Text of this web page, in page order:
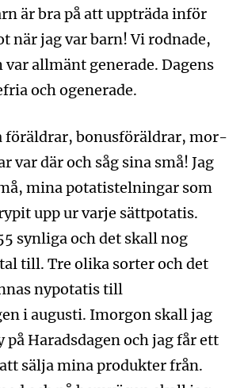
är bra på att uppträda inför
när jag var barn! Vi rodnade,
var allmänt generade. Dagens
och ogenerade.
föräldrar, bonusföräldrar, mor-
var där och såg sina små! Jag
mina potatistelningar som
upp ur varje sättpotatis.
synliga och det skall nog
till. Tre olika sorter och det
nypotatis till
i augusti. Imorgon skall jag
på Haradsdagen och jag får ett
sälja mina produkter från.